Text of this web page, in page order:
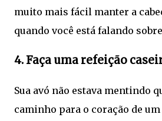
muito mais fácil manter a
quando você está falando
4. Faça uma refeição
Sua avó não estava mentindo
caminho para o coração de